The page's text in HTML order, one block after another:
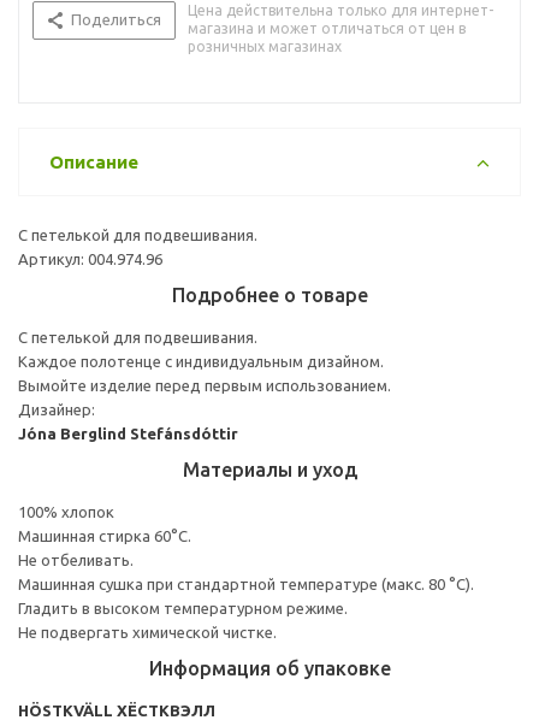
Поделиться
Цена действительна только для интернет-
магазина и может отличаться от цен в
розничных магазинах
Описание
С петелькой для подвешивания.
Артикул: 004.974.96
Подробнее о товаре
С петелькой для подвешивания.
Каждое полотенце с индивидуальным дизайном.
Вымойте изделие перед первым использованием.
Дизайнер:
Jóna Berglind Stefánsdóttir
Материалы и уход
100% хлопок
Машинная стирка 60°С.
Не отбеливать.
Машинная сушка при стандартной температуре (макс. 80 °C).
Гладить в высоком температурном режиме.
Не подвергать химической чистке.
Информация об упаковке
HÖSTKVÄLL ХЁСТКВЭЛЛ